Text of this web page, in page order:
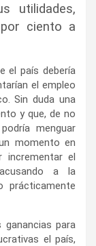
utilidades,
ciento a
el país debería
el empleo
Sin duda una
y que, de no
menguar
momento en
incrementar el
a la
prácticamente
ganancias para
el país,